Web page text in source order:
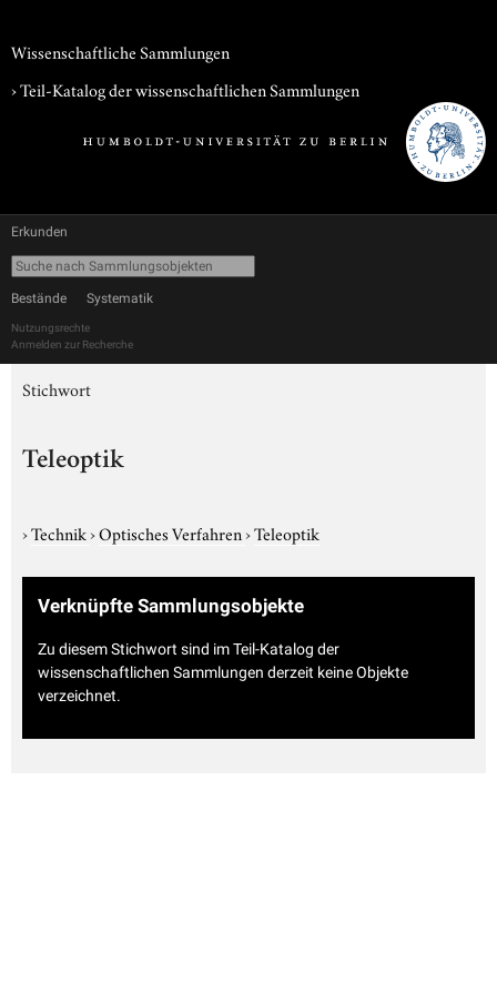
Wissenschaftliche Sammlungen
› Teil-Katalog der wissenschaftlichen Sammlungen
Erkunden
Bestände Systematik
Nutzungsrechte
Anmelden zur Recherche
Stichwort
Teleoptik
›Technik›Optisches Verfahren›Teleoptik
Verknüpfte Sammlungsobjekte
Zu diesem Stichwort sind im Teil-Katalog der
wissenschaftlichen Sammlungen derzeit keine Objekte
verzeichnet.